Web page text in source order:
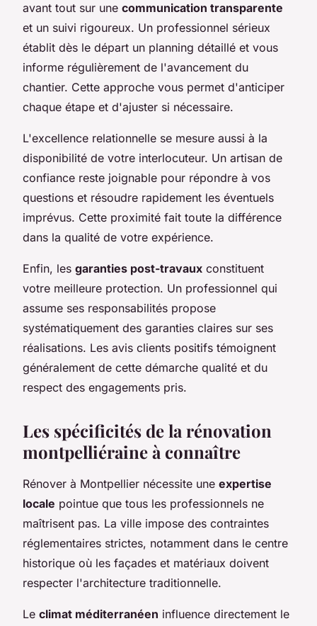
avant tout sur une communication transparente
et un suivi rigoureux. Un professionnel sérieux
établit dès le départ un planning détaillé et vous
informe régulièrement de l'avancement du
chantier. Cette approche vous permet d'anticiper
chaque étape et d'ajuster si nécessaire.
L'excellence relationnelle se mesure aussi à la
disponibilité de votre interlocuteur. Un artisan de
confiance reste joignable pour répondre à vos
questions et résoudre rapidement les éventuels
imprévus. Cette proximité fait toute la différence
dans la qualité de votre expérience.
Enfin, les garanties post-travaux constituent
votre meilleure protection. Un professionnel qui
assume ses responsabilités propose
systématiquement des garanties claires sur ses
réalisations. Les avis clients positifs témoignent
généralement de cette démarche qualité et du
respect des engagements pris.
Les spécificités de la rénovation
montpelliéraine à connaître
Rénover à Montpellier nécessite une expertise
locale pointue que tous les professionnels ne
maîtrisent pas. La ville impose des contraintes
réglementaires strictes, notamment dans le centre
historique où les façades et matériaux doivent
respecter l'architecture traditionnelle.
Le climat méditerranéen influence directement le